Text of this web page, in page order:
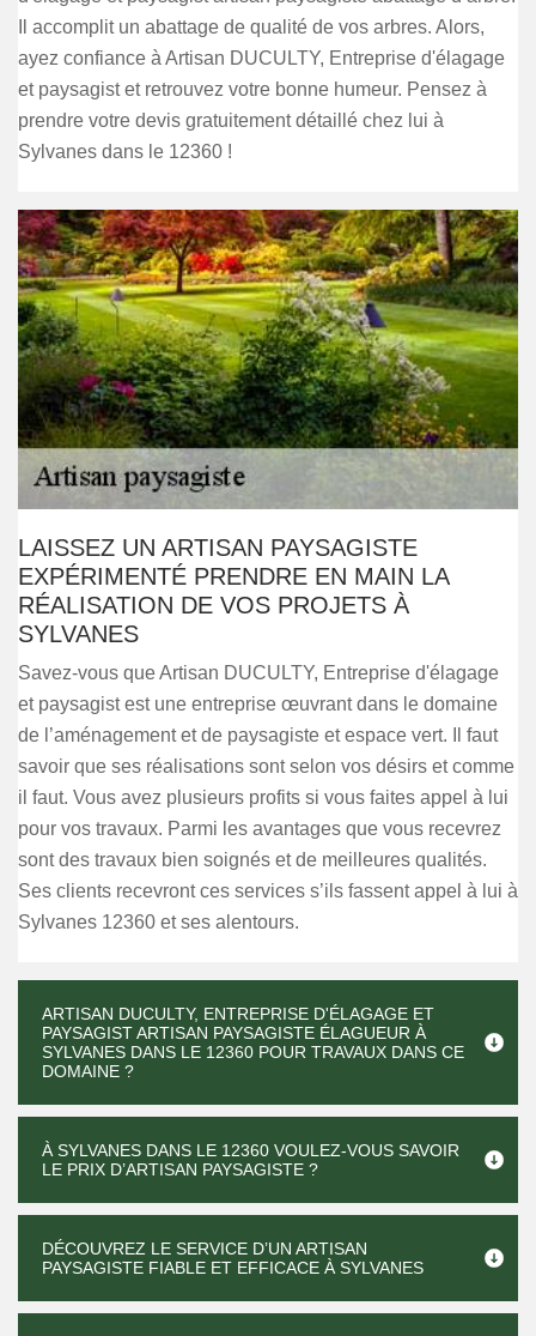
Il accomplit un abattage de qualité de vos arbres. Alors,
ayez confiance à Artisan DUCULTY, Entreprise d'élagage
et paysagist et retrouvez votre bonne humeur. Pensez à
prendre votre devis gratuitement détaillé chez lui à
Sylvanes dans le 12360 !
LAISSEZ UN ARTISAN PAYSAGISTE
EXPÉRIMENTÉ PRENDRE EN MAIN LA
RÉALISATION DE VOS PROJETS À
SYLVANES
Savez-vous que Artisan DUCULTY, Entreprise d'élagage
et paysagist est une entreprise œuvrant dans le domaine
de l’aménagement et de paysagiste et espace vert. Il faut
savoir que ses réalisations sont selon vos désirs et comme
il faut. Vous avez plusieurs profits si vous faites appel à lui
pour vos travaux. Parmi les avantages que vous recevrez
sont des travaux bien soignés et de meilleures qualités.
Ses clients recevront ces services s’ils fassent appel à lui à
Sylvanes 12360 et ses alentours.
ARTISAN DUCULTY, ENTREPRISE D'ÉLAGAGE ET
PAYSAGIST ARTISAN PAYSAGISTE ÉLAGUEUR À
SYLVANES DANS LE 12360 POUR TRAVAUX DANS CE
DOMAINE ?
À SYLVANES DANS LE 12360 VOULEZ-VOUS SAVOIR
LE PRIX D’ARTISAN PAYSAGISTE ?
DÉCOUVREZ LE SERVICE D’UN ARTISAN
PAYSAGISTE FIABLE ET EFFICACE À SYLVANES